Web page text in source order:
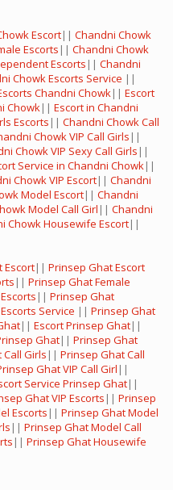
Escort|| Chandni Chowk
Escorts || Chandni Chowk
Escorts || Chandni
Chowk Escorts Service ||
Chandni Chowk|| Escort
Chowk|| Escort in Chandni
Escorts || Chandni Chowk Call
Chowk VIP Call Girls ||
Chowk VIP Sexy Call Girls ||
Service in Chandni Chowk||
Chowk VIP Escort|| Chandni
Model Escort|| Chandni
Model Call Girl || Chandni
Chowk Housewife Escort||
Escort|| Prinsep Ghat Escort
|| Prinsep Ghat Female
|| Prinsep Ghat
Service || Prinsep Ghat
|| Escort Prinsep Ghat||
Ghat|| Prinsep Ghat
Girls || Prinsep Ghat Call
Ghat VIP Call Girl ||
Service Prinsep Ghat||
Ghat VIP Escorts || Prinsep
Escorts || Prinsep Ghat Model
|| Prinsep Ghat Model Call
|| Prinsep Ghat Housewife